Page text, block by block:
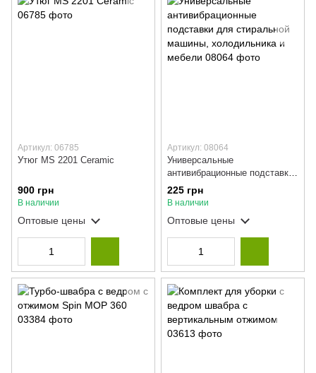
Артикул: 06785
Утюг MS 2201 Ceramic
900 грн
В наличии
Оптовые цены
Артикул: 08064
Универсальные
антивибрационные подставки
для стиральной машины,
холодильника и мебели
225 грн
В наличии
Оптовые цены